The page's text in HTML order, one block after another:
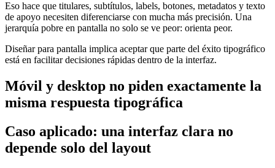
Eso hace que titulares, subtítulos, labels, botones, metadatos y texto
de apoyo necesiten diferenciarse con mucha más precisión. Una
jerarquía pobre en pantalla no solo se ve peor: orienta peor.
Diseñar para pantalla implica aceptar que parte del éxito tipográfico
está en facilitar decisiones rápidas dentro de la interfaz.
Móvil y desktop no piden exactamente la
misma respuesta tipográfica
Caso aplicado: una interfaz clara no
depende solo del layout